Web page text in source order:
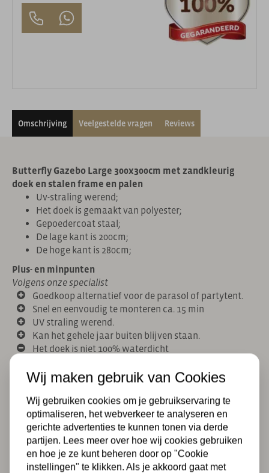
Omschrijving Veelgestelde vragen Reviews
Butterfly Gazebo Large 300x300cm met zandkleurig
doek en stalen frame en palen
Uv-straling werend;
Het doek is gemaakt van polyester;
Gepoedercoat staal;
De lage kant is 200cm;
De hoge kant is 280cm;
Plus- en minpunten
Volgens onze specialist
Goedkoop alternatief voor de parasol of partytent.
Snel en eenvoudig te monteren ca. 15 min
UV straling werend.
Kan het gehele jaar buiten blijven staan.
Het doek is niet 100% waterdicht
De gazebo kan in het gras of op een terras geplaatst
worden.
Gras →de gazebo kan met grondpennen of sterke
haringen in het gras geplaatst worden.
Terras →de gazebo kan vastgeboord worden in de tegels
van je terras.
Wij maken gebruik van Cookies
Wij gebruiken cookies om je gebruikservaring te
optimaliseren, het webverkeer te analyseren en
gerichte advertenties te kunnen tonen via derde
partijen. Lees meer over hoe wij cookies gebruiken
en hoe je ze kunt beheren door op "Cookie
instellingen" te klikken. Als je akkoord gaat met